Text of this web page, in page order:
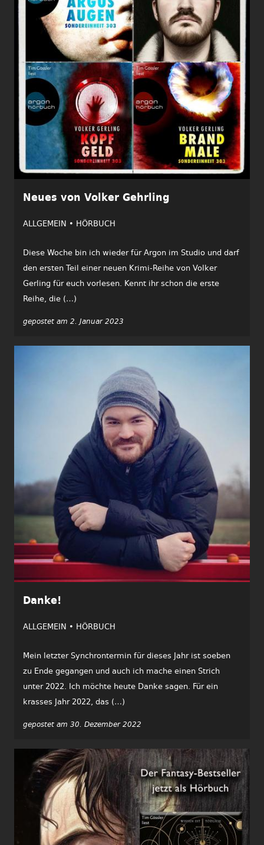
Neues von Volker Gehrling
ALLGEMEIN • HÖRBUCH
Diese Woche bin ich wieder für Argon im Studio und darf
den ersten Teil einer neuen Krimi-Reihe von Volker
Gerling für euch vorlesen. Kennt ihr schon die erste
Reihe, die (…)
gepostet am 2. Januar 2023
Danke!
ALLGEMEIN • HÖRBUCH
Mein letzter Synchrontermin für dieses Jahr ist soeben
zu Ende gegangen und auch ich mache einen Strich
unter 2022. Ich möchte heute Danke sagen. Für ein
krasses Jahr 2022, das (…)
gepostet am 30. Dezember 2022